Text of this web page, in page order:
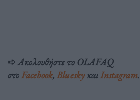
➪ Ακολουθήστε το OLAFAQ
στοFacebook, Bluesky καιInstagram.